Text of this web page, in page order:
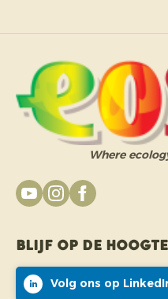
Where
Blijf op de hoogte
Volg ons op